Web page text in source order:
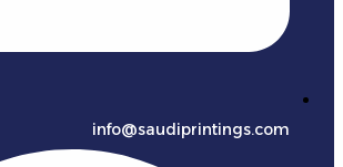
info@saudiprintings.com